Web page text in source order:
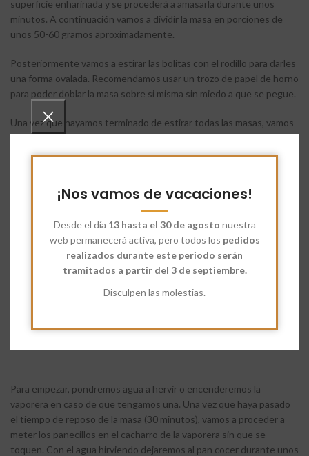
¡Nos vamos de vacaciones!
Desde el día 13 hasta el 30 de agosto nuestra
web permanecerá activa, pero todos los pedidos
realizados durante este periodo serán
tramitados a partir del 3 de septiembre.
Disculpen las molestias.
superficie enharinada y se procederá a amasarla durante unos
minutos. A continuación vamos a dividir la masa en porciones de
unos 50-60 gramos aproximadamente.
Posteriormente vamos a estirar las bolitas con el rodillo para darles
una forma ovalada. Recomendamos usar un trozo de papel de horno
para poder doblar la masa sobre si misma sin miedo a que se pegue.
Una vez que hayamos terminado de estirar todas las masas, vamos
a dejar que repose durante unos 30 minutos. Mientras la masa
reposa vamos a empezar a trabajar con la vaporera.
4. Cocción del Pan Bao
Para empezar, pondremos agua a hervir o encenderemos la
vaporera en caso de que tengamos una. Una vez que haya pasado
el tiempo de reposo de la masa (30 minutos), vamos a proceder a
meter los panecillos en el cacharro de la vaporera sin que se
toquen. Con el agua hirviendo dejaremos al pan cocer durante unos